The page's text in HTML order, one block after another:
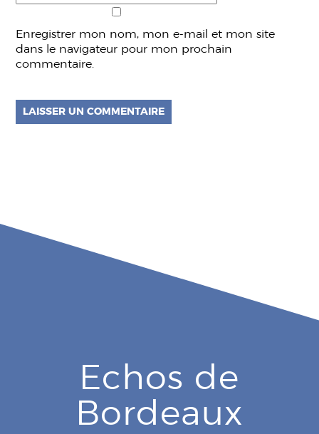
Enregistrer mon nom, mon e-mail et mon site
dans le navigateur pour mon prochain
commentaire.
Echos de
Bordeaux